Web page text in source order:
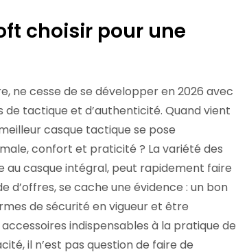
choisir pour une
ne cesse de se développer en 2026 avec
tactique et d’authenticité. Quand vient
casque tactique se pose
confort et praticité ? La variété des
au casque intégral, peut rapidement faire
se cache une évidence : un bon
de sécurité en vigueur et être
indispensables à la pratique de
il n’est pas question de faire de